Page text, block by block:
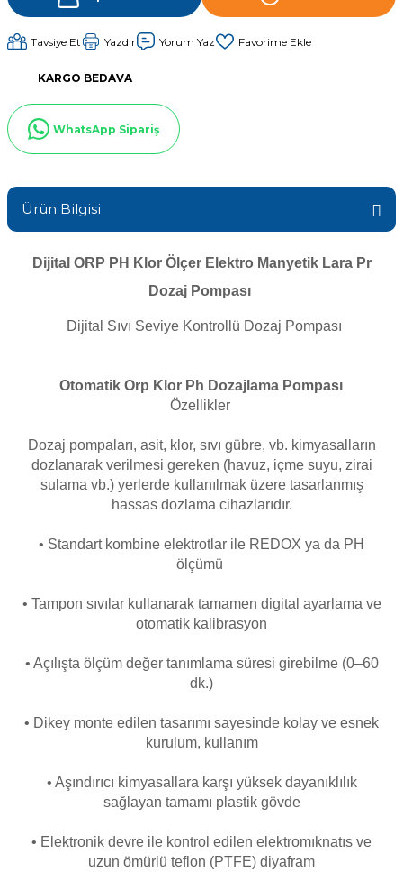
Gemaş Havuz
Sıvı Ph- Düşürücü
Alkalinite Düşürücü
e Pool Expert
Havuz Kış Kimyasalı
Kalsiyum Hipoklorit
Tuz
Havuz Vana
Havuz Isıtma
Havuz Sarf
Ayak Havuzu
Bahçe Havuz
Havuz Robotu Yedek
Dalgıç Pompa
Dezenfeksiyon
Havuz Güvenlik
Kapağı
Tavsiye Et Yazdır Yorum Yaz
KARGO BEDAVA
WhatsApp Sipariş
Ürün Bilgisi
Dijital ORP PH Klor Ölçer Elektro Manyetik Lara Pr
Dozaj Pompası
Dijital Sıvı Seviye Kontrollü Dozaj Pompası
Otomatik Orp Klor Ph Dozajlama Pompası
Özellikler
Dozaj pompaları, asit, klor, sıvı gübre, vb. kimyasalların
dozlanarak verilmesi gereken (havuz, içme suyu, zirai
sulama vb.) yerlerde kullanılmak üzere tasarlanmış
hassas dozlama cihazlarıdır.
• Standart kombine elektrotlar ile REDOX ya da PH
ölçümü
• Tampon sıvılar kullanarak tamamen digital ayarlama ve
otomatik kalibrasyon
• Açılışta ölçüm değer tanımlama süresi girebilme (0–60
dk.)
• Dikey monte edilen tasarımı sayesinde kolay ve esnek
kurulum, kullanım
• Aşındırıcı kimyasallara karşı yüksek dayanıklılık
sağlayan tamamı plastik gövde
• Elektronik devre ile kontrol edilen elektromıknatıs ve
uzun ömürlü teflon (PTFE) diyafram